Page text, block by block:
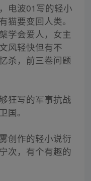
电波01写的轻小
猫要变回人类。
学会爱人，女主
风轻快但有不
杀，前三卷问题
狂写的军事抗战
国。
创作的轻小说衍
次，有个有趣的